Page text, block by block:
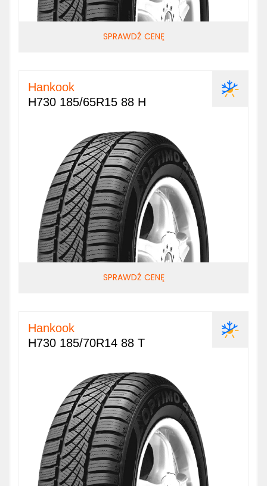
SPRAWDŹ CENĘ
Hankook
H730 185/65R15 88 H
SPRAWDŹ CENĘ
Hankook
H730 185/70R14 88 T